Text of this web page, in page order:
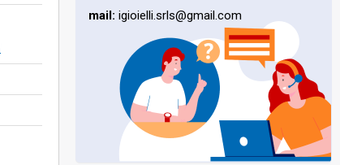
mail: igioielli.srls@gmail.com